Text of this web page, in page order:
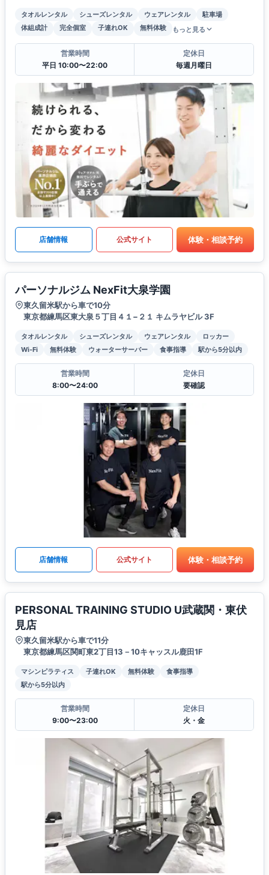
タオルレンタル シューズレンタル ウェアレンタル
駐車場
体組成計
完全個室 子連れOK 無料体験 もっと見る
営業時間
平日 10:00〜22:00
定休日
毎週月曜日
店舗情報 公式サイト 体験・相談予約
パーソナルジム NexFit大泉学園
東久留米駅から車で10分
東京都練馬区東大泉５丁目４１−２１ キムラヤビル 3F
タオルレンタル シューズレンタル ウェアレンタル
ロッカー
Wi-Fi
無料体験 ウォーターサーバー 食事指導 駅から5分以内
営業時間
8:00〜24:00
定休日
要確認
店舗情報 公式サイト 体験・相談予約
PERSONAL TRAINING STUDIO U武蔵関・東伏
見店
東久留米駅から車で11分
東京都練馬区関町東2丁目13－10キャッスル鹿田1F
マシンピラティス 子連れOK 無料体験
食事指導
駅から5分以内
営業時間
9:00〜23:00
定休日
火・金